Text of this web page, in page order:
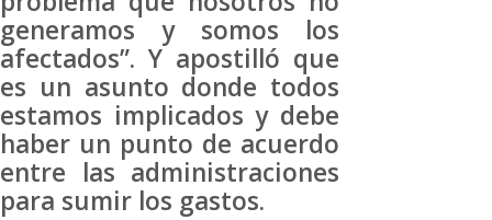
generamos y somos los
afectados”. Y apostilló que
es un asunto donde todos
estamos implicados y debe
haber un punto de acuerdo
entre las administraciones
para sumir los gastos.